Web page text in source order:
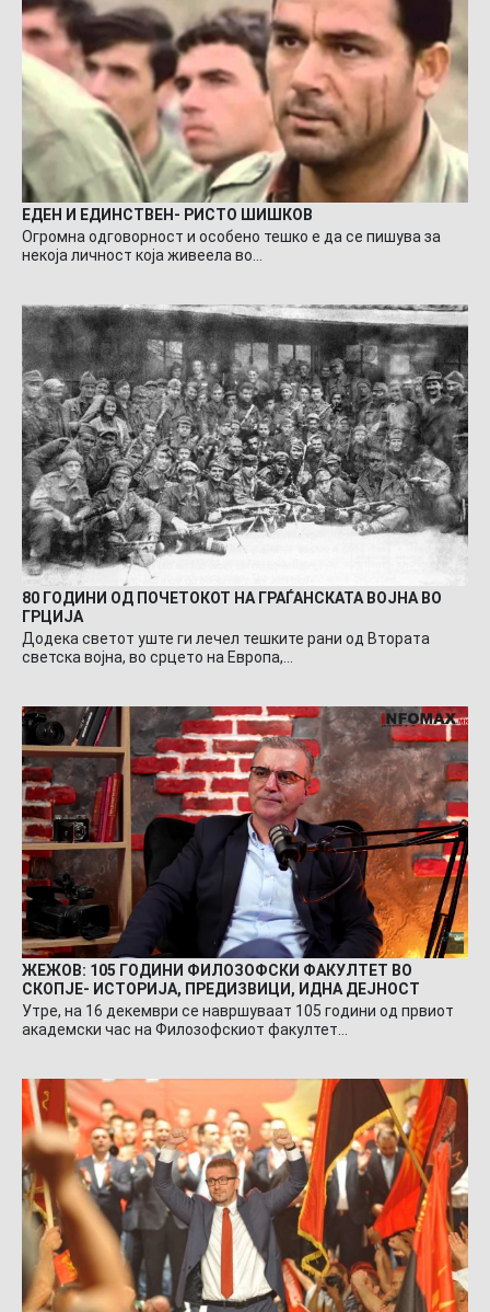
ЕДЕН И ЕДИНСТВЕН- РИСТО ШИШКОВ
Огромна одговорност и особено тешко е да се пишува за
некоја личност која живеела во…
80 ГОДИНИ ОД ПОЧЕТОКОТ НА ГРАЃАНСКАТА ВОЈНА ВО
ГРЦИЈА
Додека светот уште ги лечел тешките рани од Втората
светска војна, во срцето на Европа,…
ЖЕЖОВ: 105 ГОДИНИ ФИЛОЗОФСКИ ФАКУЛТЕТ ВО
СКОПЈЕ- ИСТОРИЈА, ПРЕДИЗВИЦИ, ИДНА ДЕЈНОСТ
Утре, на 16 декември се навршуваат 105 години од првиот
академски час на Филозофскиот факултет…